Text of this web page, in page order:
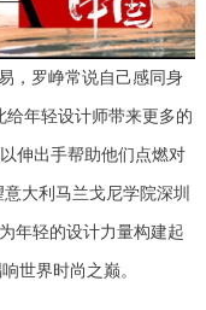
，罗峥常说自己感同身
年轻设计师带来更多的
伸出手帮助他们点燃对
大利马兰戈尼学院深圳
年轻的设计力量构建起
世界时尚之巅。